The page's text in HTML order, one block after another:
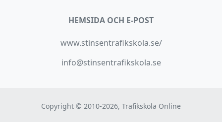
HEMSIDA OCH E-POST
www.stinsentrafikskola.se/
info@stinsentrafikskola.se
Copyright © 2010-2026, Trafikskola Online